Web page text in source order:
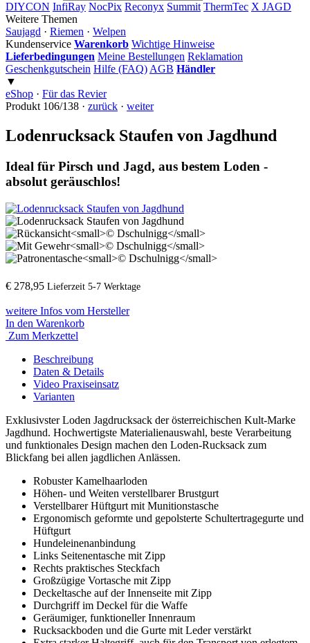
DIYCON InfiRay NocPix Reconyx Summit ThermTec X JAGD
Weitere Themen
Saujagd · Riemen · Welpen
Kundenservice Warenkorb Wichtige Hinweise
Lieferbedingungen Meine Bestellungen Reklamation
Geschenkgutschein Hilfe (FAQ) AGB Händler
▼
eShop · Für das Revier
Produkt 106/138 · zurück · weiter
Lodenrucksack Staufen von Jagdhund
Ideal für Pirsch und Jagd, aus bestem Loden -
absolut geräuschlos!
€ 278,95 Lieferzeit 5-7 Werktage
weitere Infos vom Hersteller
In den Warenkorb
Zum Merkzettel
Beschreibung
Daten & Details
Video Praxiseinsatz
Varianten
Exklusivster Loden Jagdrucksack der österreichischen Kult-Marke
Jagdhund. Hochwertigste Materialienauswahl, beste Verarbeitung
und funktionales Design machen den Loden-Rucksack zum
Blickfang bei allen jagdlichen Anlässen.
Robuster Kamelhaarloden
Höhen- und Weiten verstellbarer Brustgurt
Verstellbarer Hüftgurt mit Munitionstasche
Ergonomisch geformte und gepolsterte Schultertragegurte und
Hüftgurt
Hundeleinenanbindung
Links Seitenentasche mit Zipp
Rechts praktisches Steckfach
Großzügige Vortasche mit Zipp
Deckeltasche auf der Innenseite mit Zipp
Durchgriff im Deckel für die Waffe
Geräumiger, funktioneller Innenraum
Rucksackboden und die Gurte mit Leder verstärkt